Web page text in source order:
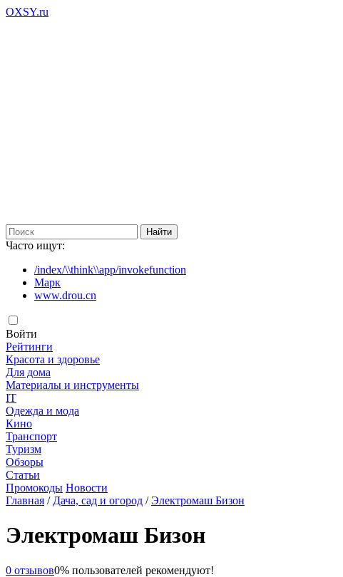
OXSY.ru
Часто ищут:
/index/\\think\\app/invokefunction
Марк
www.drou.cn
Войти
Рейтинги
Красота и здоровье
Для дома
Материалы и инструменты
IT
Одежда и мода
Кино
Транспорт
Туризм
Обзоры
Статьи
Промокоды Новости
Главная / Дача, сад и огород /Электромаш Бизон
Электромаш Бизон
0 отзывов0% пользователей рекомендуют!